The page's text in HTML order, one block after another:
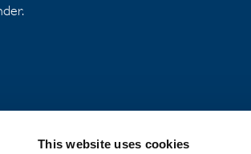
This website uses cookies